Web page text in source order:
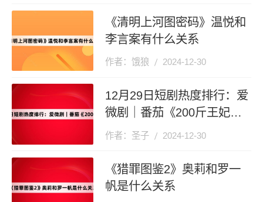
《清明上河图密码》温悦和
李言案有什么关系
作者：饿狼 2024-12-30
12月29日短剧热度排行：爱
微剧｜番茄《200斤王妃天
天想和离》登顶第一
作者：圣子 2024-12-30
《猎罪图鉴2》奥莉和罗一
帆是什么关系